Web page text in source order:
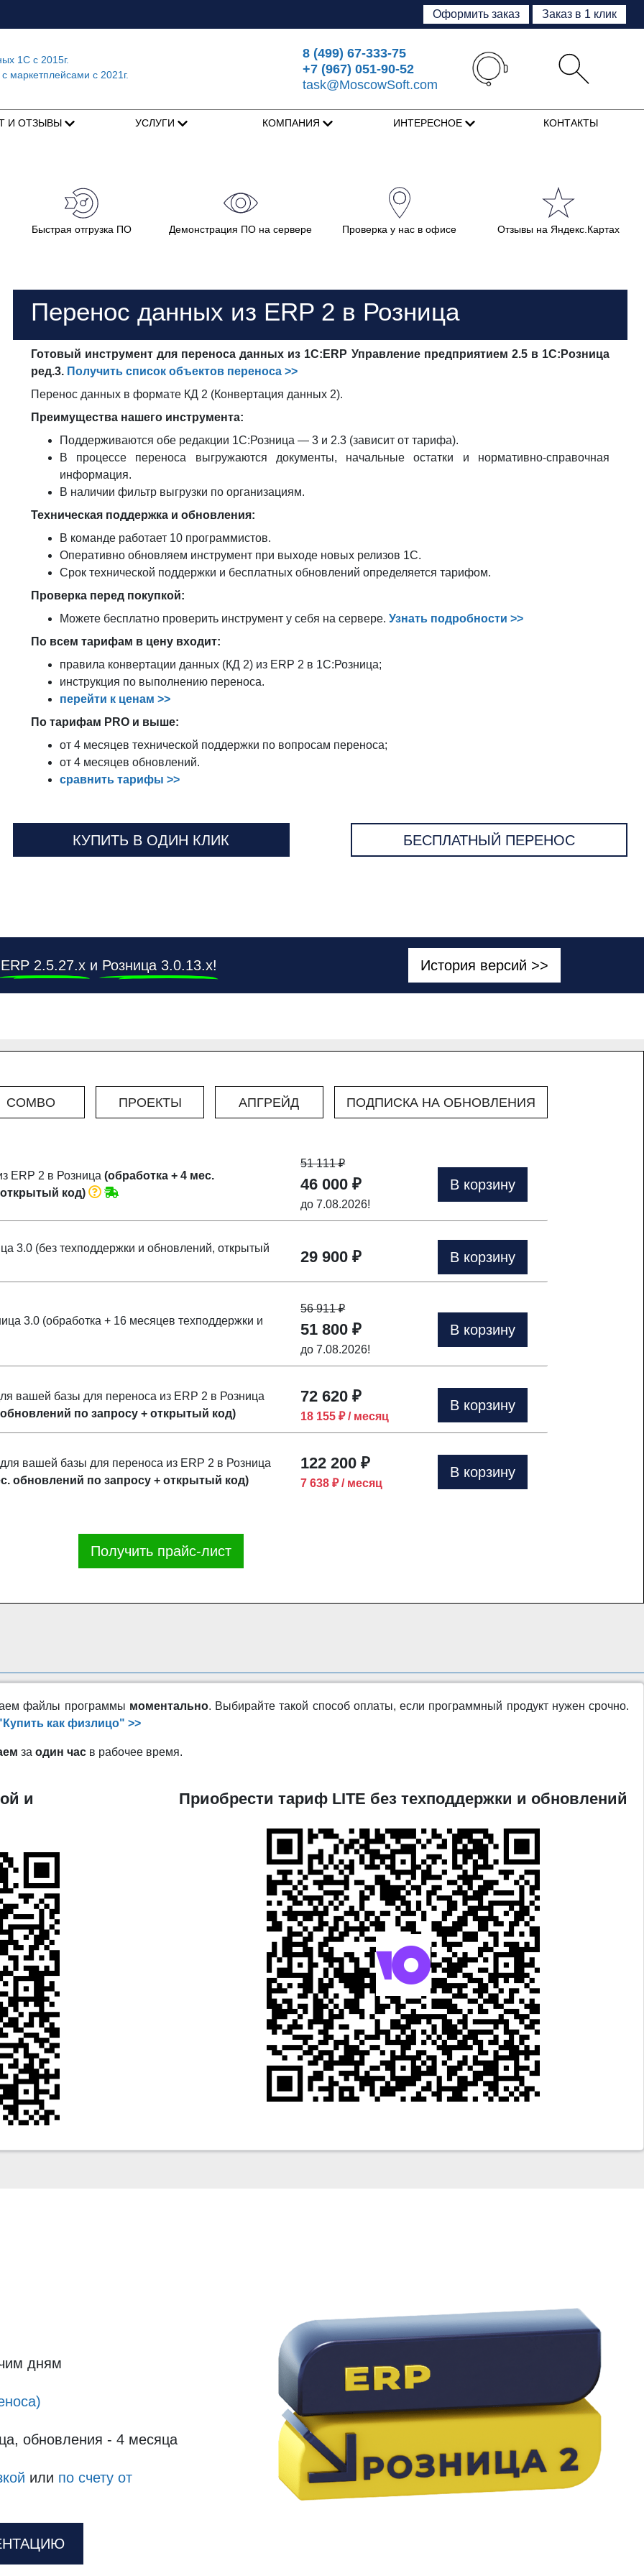
Оформить заказ Заказ в 1 клик
1Сс 2015г.
маркетплейсами с 2021г.
8 (499) 67-333-75
+7 (967) 051-90-52
task@MoscowSoft.com
И ОТЗЫВЫ УСЛУГИ КОМПАНИЯ ИНТЕРЕСНОЕ КОНТАКТЫ
Быстрая отгрузка ПО Демонстрация ПО на сервере Проверка у нас в офисе Отзывы на Яндекс.Картах
Перенос данных из ERP 2 в Розница
Готовый инструмент для переноса данных из 1С:ERP Управление предприятием 2.5 в 1С:Розница
ред.3. Получить список объектов переноса >>
Перенос данных в формате КД 2 (Конвертация данных 2).
Преимущества нашего инструмента:
Поддерживаются обе редакции 1С:Розница — 3 и 2.3 (зависит от тарифа).
В процессе переноса выгружаются документы, начальные остатки и нормативно-справочная
информация.
В наличии фильтр выгрузки по организациям.
Техническая поддержка и обновления:
В команде работает 10 программистов.
Оперативно обновляем инструмент при выходе новых релизов 1С.
Срок технической поддержки и бесплатных обновлений определяется тарифом.
Проверка перед покупкой:
Можете бесплатно проверить инструмент у себя на сервере. Узнать подробности >>
По всем тарифам в цену входит:
правила конвертации данных (КД 2) из ERP 2 в 1С:Розница;
инструкция по выполнению переноса.
перейти к ценам >>
По тарифам PRO и выше:
от 4 месяцев технической поддержки по вопросам переноса;
от 4 месяцев обновлений.
сравнить тарифы >>
КУПИТЬ В ОДИН КЛИК БЕСПЛАТНЫЙ ПЕРЕНОС
ERP 2.5.27.х и Розница 3.0.13.х! История версий >>
COMBO ПРОЕКТЫ АПГРЕЙД ПОДПИСКА НА ОБНОВЛЕНИЯ
ERP 2 в Розница (обработка + 4 мес.
код)
51 111₽
46 000 ₽
до 7.08.2026!
В корзину
3.0 (без техподдержки и обновлений, открытый
29 900 ₽ В корзину
3.0 (обработка + 16 месяцев техподдержки и
56 911₽
51 800 ₽
до 7.08.2026!
В корзину
вашей базы для переноса из ERP 2 в Розница
по запросу + открытый код)
72 620 ₽
18 155 ₽ / месяц
В корзину
вашей базы для переноса из ERP 2 в Розница
обновлений по запросу + открытый код)
122 200 ₽
7 638 ₽ / месяц
В корзину
Получить прайс-лист
файлы программы моментально. Выбирайте такой способ оплаты, если программный продукт нужен срочно.
как физлицо" >>
заодин час в рабочее время.
и
Приобрести тариф LITE без техподдержки и обновлений
дням
обновления - 4 месяца
или по счету от